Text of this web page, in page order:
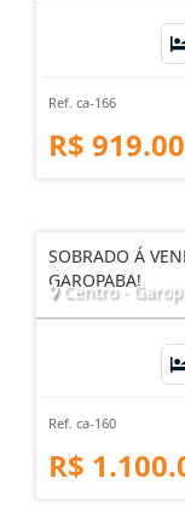
Ref. ca-166
R$
SOBRADO Á
GAROPABA!
Centro -
Ref. ca-160
R$